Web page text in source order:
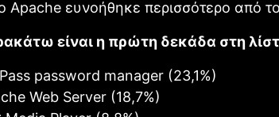
ο Apache ευνοήθηκε περισσότερο από
είναι η πρώτη δεκάδα στη
password manager (23,1%)
Web Server (18,7%)